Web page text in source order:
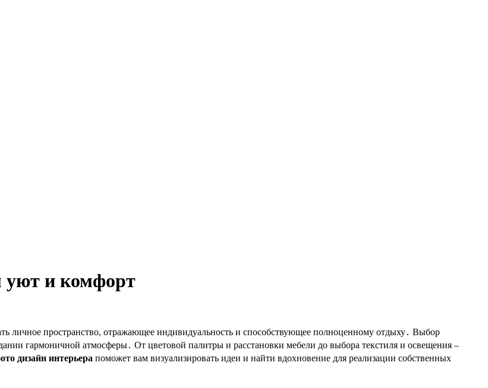
уют и комфорт
личное пространство, отражающее индивидуальность и способствующее полноценному отдыху․ Выбор
гармоничной атмосферы․ От цветовой палитры и расстановки мебели до выбора текстиля и освещения –
дизайн интерьера поможет вам визуализировать идеи и найти вдохновение для реализации собственных